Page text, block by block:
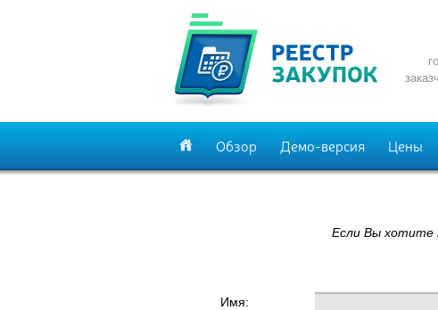
Обзор Демо-версия Цены
Если Вы хотите
Имя: